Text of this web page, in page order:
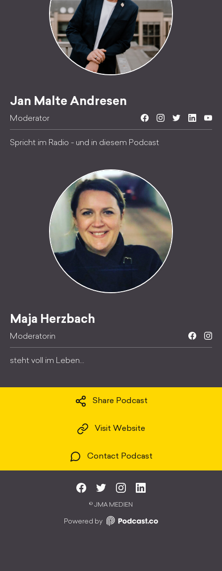
Jan Malte Andresen
Moderator
Spricht im Radio - und in diesem Podcast
Maja Herzbach
Moderatorin
steht voll im Leben...
Share Podcast
Visit Website
Contact Podcast
© JMA MEDIEN
Powered by